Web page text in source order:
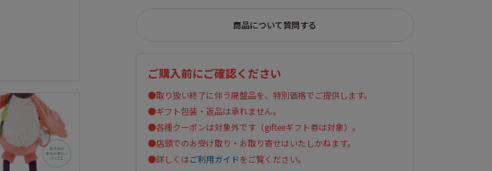
商品について質問する
ご購入前にご確認ください
●取り扱い終了に伴う廃盤品を、特別価格でご提供します。
●ギフト包装・返品は承れません。
●各種クーポンは対象外です（gifteeギフト券は対象）。
●店頭でのお受け取り・お取り寄せはいたしかねます。
●詳しくはご利用ガイドをご覧ください。